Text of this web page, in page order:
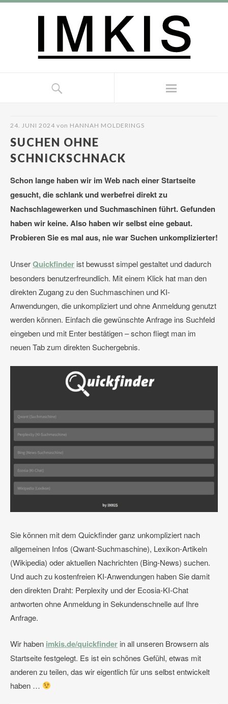
24. JUNI 2024 von HANNAH MOLDERINGS
SUCHEN OHNE
SCHNICKSCHNACK
Schon lange haben wir im Web nach einer Startseite
gesucht, die schlank und werbefrei direkt zu
Nachschlagewerken und Suchmaschinen führt. Gefunden
haben wir keine. Also haben wir selbst eine gebaut.
Probieren Sie es mal aus, nie war Suchen unkomplizierter!
UnserQuickfinder ist bewusst simpel gestaltet und dadurch
besonders benutzerfreundlich. Mit einem Klick hat man den
direkten Zugang zu den Suchmaschinen und KI-
Anwendungen, die unkompliziert und ohne Anmeldung genutzt
werden können. Einfach die gewünschte Anfrage ins Suchfeld
eingeben und mit Enter bestätigen – schon fliegt man im
neuen Tab zum direkten Suchergebnis.
Sie können mit dem Quickfinder ganz unkompliziert nach
allgemeinen Infos (Qwant-Suchmaschine), Lexikon-Artikeln
(Wikipedia) oder aktuellen Nachrichten (Bing-News) suchen.
Und auch zu kostenfreien KI-Anwendungen haben Sie damit
den direkten Draht: Perplexity und der Ecosia-KI-Chat
antworten ohne Anmeldung in Sekundenschnelle auf Ihre
Anfrage.
Wir haben imkis.de/quickfinder in all unseren Browsern als
Startseite festgelegt. Es ist ein schönes Gefühl, etwas mit
anderen zu teilen, das wir eigentlich für uns selbst entwickelt
haben …